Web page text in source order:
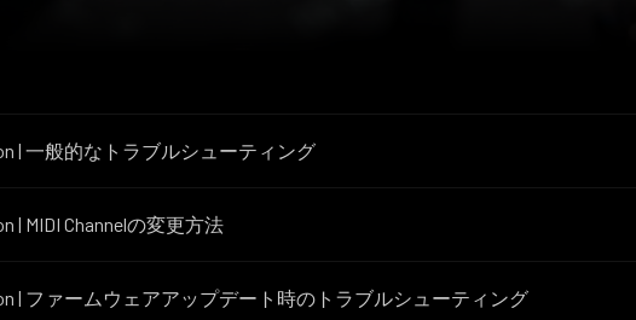
| 一般的なトラブルシューティング
| MIDI Channelの変更方法
| ファームウェアアップデート時のトラブルシューティング